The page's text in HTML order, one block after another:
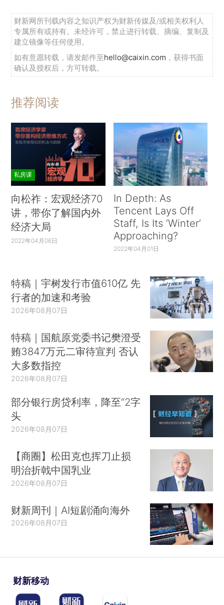
财新网所刊载内容之知识产权为财新传媒及/或相关权利人
专属所有或持有。未经许可，禁止进行转载、摘编、复制及
建立镜像等任何使用。
如有意愿转载，请发邮件至hello@caixin.com ，获得书面
确认及授权后，方可转载。
推荐阅读
私房课
向松祚：宏观经济70
讲，带你了解国内外
经济大局
2022年04月06日
In Depth: As
Tencent Lays Off
Staff, Is Its ‘Winter’
Approaching?
2022年04月01日
特稿｜宇树发行市值610亿 先
行者的加速和考验
2026年08月07日
特稿｜国航原党委书记樊澄受
贿3847万元二审待宣判 否认
大多数指控
2026年08月07日
部分银行房贷利率，降至“2字
头
2026年08月07日
【商圈】松田克也挥刀止损
明治折戟中国乳业
2026年08月07日
财新周刊｜AI短剧涌向海外
2026年08月07日
财新移动